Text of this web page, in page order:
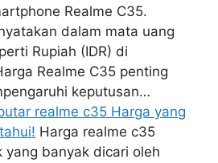
Realme C35.
dalam mata uang
Rupiah (IDR) di
Realme C35 penting
keputusan…
realme c35 Harga yang
Harga realme c35
yang banyak dicari oleh